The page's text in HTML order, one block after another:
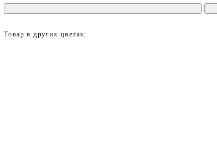
Товар в других цветах: